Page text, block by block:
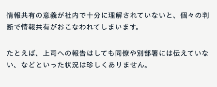
情報共有の意義が社内で十分に理解されていないと、個々の判
断で情報共有がおこなわれてしまいます。
たとえば、上司への報告はしても同僚や別部署には伝えていな
い、などといった状況は珍しくありません。